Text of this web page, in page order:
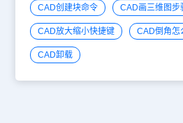
CAD创建块命令 CAD画三维图步
CAD放大缩小快捷键 CAD倒角怎
CAD卸载